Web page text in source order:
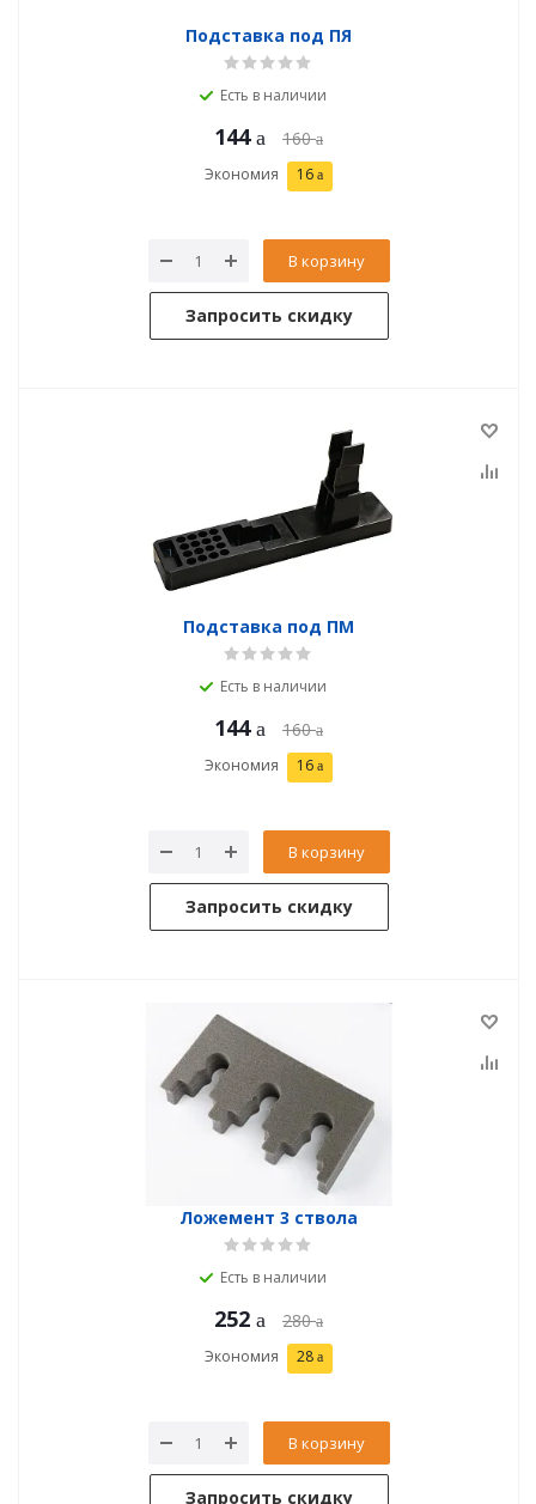
Подставка под ПЯ
Есть в наличии
144 160
Экономия 16
В корзину
Запросить скидку
Подставка под ПМ
Есть в наличии
144 160
Экономия 16
В корзину
Запросить скидку
Ложемент 3 ствола
Есть в наличии
252 280
Экономия 28
В корзину
Запросить скидку